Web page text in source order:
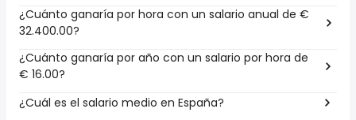
¿Cuánto ganaría por hora con un salario anual de €
32.400.00?
¿Cuánto ganaría por año con un salario por hora de
€ 16.00?
¿Cuál es el salario medio en España?